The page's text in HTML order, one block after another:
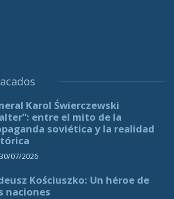
Karol Świerczewski
entre el mito de la
soviética y la realidad
30/07/2026
Kościuszko: Un héroe de
naciones